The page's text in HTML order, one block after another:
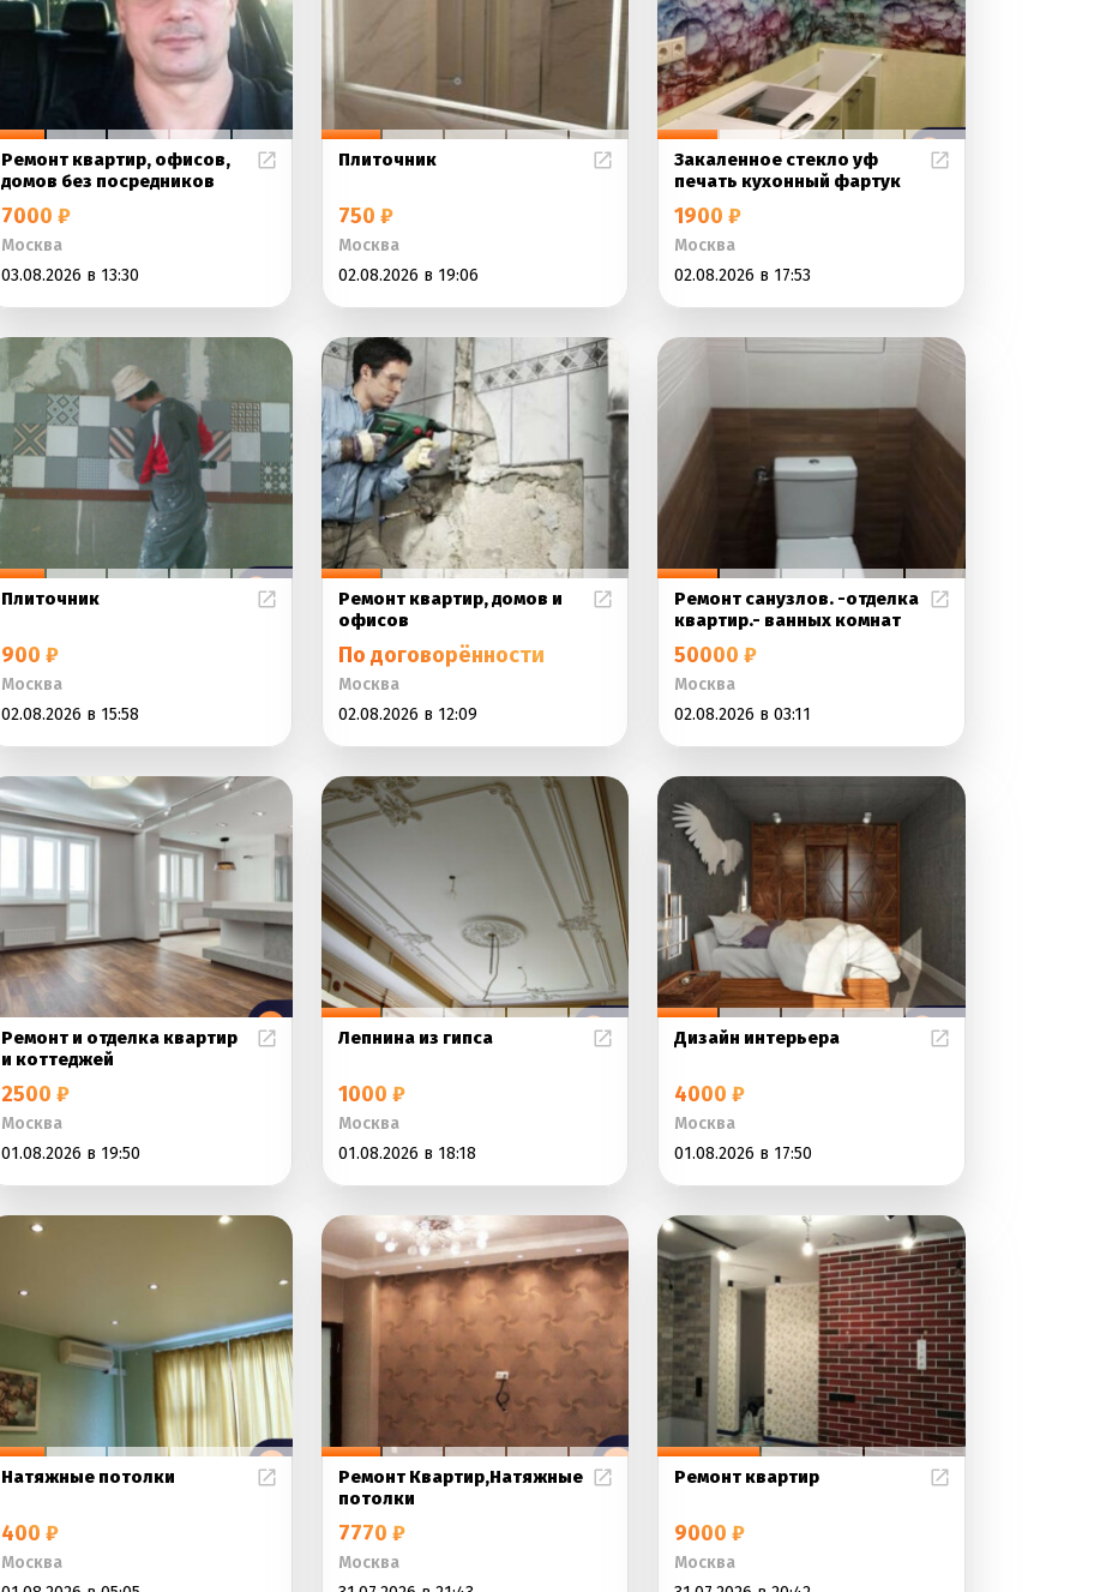
Ремонт квартир, офисов,
домов без посредников
7000 ₽
Москва
03.08.2026 в 13:30
Плиточник
750 ₽
Москва
02.08.2026 в 19:06
Закаленное стекло уф
печать кухонный фартук
1900 ₽
Москва
02.08.2026 в 17:53
Плиточник
900 ₽
Москва
02.08.2026 в 15:58
Ремонт квартир, домов и
офисов
По договорённости
Москва
02.08.2026 в 12:09
Ремонт санузлов. -отделка
квартир.- ванных комнат
50000 ₽
Москва
02.08.2026 в 03:11
Ремонт и отделка квартир
и коттеджей
2500 ₽
Москва
01.08.2026 в 19:50
Лепнина из гипса
1000 ₽
Москва
01.08.2026 в 18:18
Дизайн интерьера
4000 ₽
Москва
01.08.2026 в 17:50
Натяжные потолки
400 ₽
Москва
Ремонт Квартир,Натяжные
потолки
7770 ₽
Москва
Ремонт квартир
9000 ₽
Москва